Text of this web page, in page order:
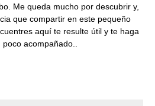
Me queda mucho por descubrir y,
que compartir en este pequeño
aquí te resulte útil y te haga
acompañado..